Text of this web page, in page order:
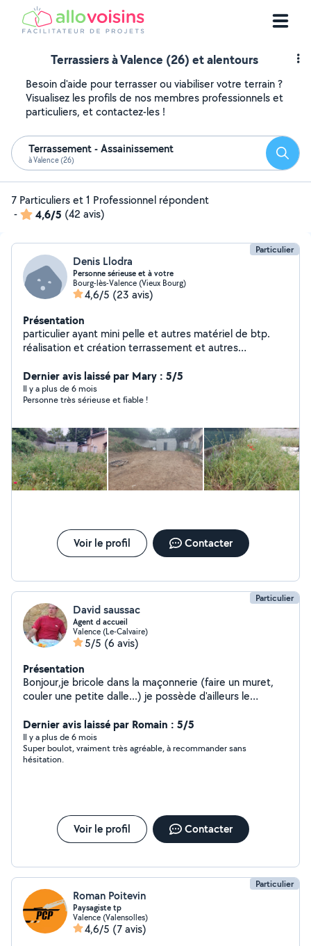
Terrassiers à Valence (26) et alentours
Besoin d'aide pour terrasser ou viabiliser votre terrain ?
Visualisez les profils de nos membres professionnels et
particuliers, et contactez-les !
Terrassement - Assainissement
à Valence (26)
7 Particuliers et 1 Professionnel répondent
-
4,6/5 (42 avis)
Particulier
Denis Llodra
Personne sérieuse et à votre
Bourg-lès-Valence (Vieux Bourg)
4,6/5 (23 avis)
Présentation
particulier ayant mini pelle et autres matériel de btp.
réalisation et création terrassement et autres
l'écoute de vos projets . monsieur sérieux.
Dernier avis laissé par Mary : 5/5
Il y a plus de 6 mois
Personne très sérieuse et fiable !
Voir le profil Contacter
Particulier
David saussac
Agent d accueil
Valence (Le-Calvaire)
5/5 (6 avis)
Présentation
Bonjour,je bricole dans la maçonnerie (faire un muret,
couler une petite dalle...) je possède d'ailleurs le
temps libre.Merci
Dernier avis laissé par Romain : 5/5
Il y a plus de 6 mois
Super boulot, vraiment très agréable, à recommander sans
hésitation.
Voir le profil Contacter
Particulier
Roman Poitevin
Paysagiste tp
Valence (Valensolles)
4,6/5 (7 avis)